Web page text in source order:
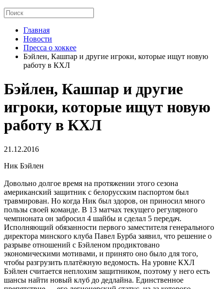
Главная
Новости
Пресса о хоккее
Бэйлен, Кашпар и другие игроки, которые ищут новую
работу в КХЛ
Бэйлен, Кашпар и другие
игроки, которые ищут новую
работу в КХЛ
21.12.2016
Ник Бэйлен
Довольно долгое время на протяжении этого сезона
американский защитник с белорусским паспортом был
травмирован. Но когда Ник был здоров, он приносил много
пользы своей команде. В 13 матчах текущего регулярного
чемпионата он забросил 4 шайбы и сделал 5 передач.
Исполняющий обязанности первого заместителя генерального
директора минского клуба Павел Бурба заявил, что решение о
разрыве отношений с Бэйленом продиктовано
экономическими мотивами, и принято оно было для того,
чтобы разгрузить платёжную ведомость. На уровне КХЛ
Бэйлен считается неплохим защитником, поэтому у него есть
шансы найти новый клуб до дедлайна. Единственное